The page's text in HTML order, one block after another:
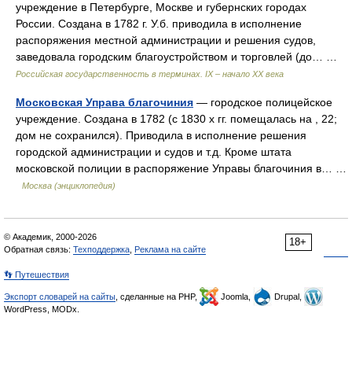
учреждение в Петербурге, Москве и губернских городах
России. Создана в 1782 г. У.б. приводила в исполнение
распоряжения местной администрации и решения судов,
заведовала городским благоустройством и торговлей (до… …
Российская государственность в терминах. IX – начало XX века
Московская Управа благочиния — городское полицейское
учреждение. Создана в 1782 (с 1830 х гг. помещалась на , 22;
дом не сохранился). Приводила в исполнение решения
городской администрации и судов и т.д. Кроме штата
московской полиции в распоряжение Управы благочиния в… …
Москва (энциклопедия)
18+
© Академик, 2000-2026
Обратная связь: Техподдержка Реклама на сайте
👣 Путешествия
Экспорт словарей на сайты , сделанные на PHP, Joomla,
Drupal,
WordPress, MODx.